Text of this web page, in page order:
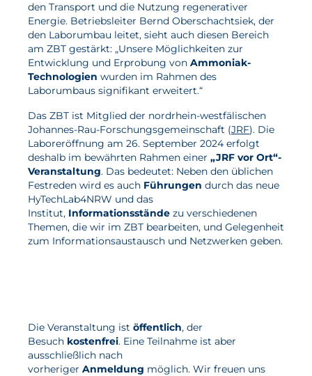
Aktuelles
Neuigkeiten
Projekte
Veranstaltungen
Publikationen
Awards und Auszeichnungen
Für die Presse
den Transport und die Nutzung regenerativer
Energie. Betriebsleiter Bernd Oberschachtsiek, der
den Laborumbau leitet, sieht auch diesen Bereich
am ZBT gestärkt: „Unsere Möglichkeiten zur
Entwicklung und Erprobung von Ammoniak-
Technologien wurden im Rahmen des
Laborumbaus signifikant erweitert.“
Das ZBT ist Mitglied der nordrhein-westfälischen
Johannes-Rau-Forschungsgemeinschaft (JRF). Die
Laboreröffnung am 26. September 2024 erfolgt
deshalb im bewährten Rahmen einer „JRF vor Ort“-
Veranstaltung. Das bedeutet: Neben den üblichen
Festreden wird es auch Führungen durch das neue
HyTechLab4NRW und das
Institut, Informationsstände zu verschiedenen
Themen, die wir im ZBT bearbeiten, und Gelegenheit
zum Informationsaustausch und Netzwerken geben.
Die Veranstaltung ist öffentlich, der
Besuch kostenfrei. Eine Teilnahme ist aber
ausschließlich nach
vorheriger Anmeldung möglich. Wir freuen uns